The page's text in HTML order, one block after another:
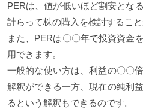
PERは、値が低いほど割安とな
計らって株の購入を検討すること
また、PERは〇〇年で投資資金
用できます。
一般的な使い方は、利益の〇〇
解釈ができる一方、現在の純利
るという解釈もできるのです。